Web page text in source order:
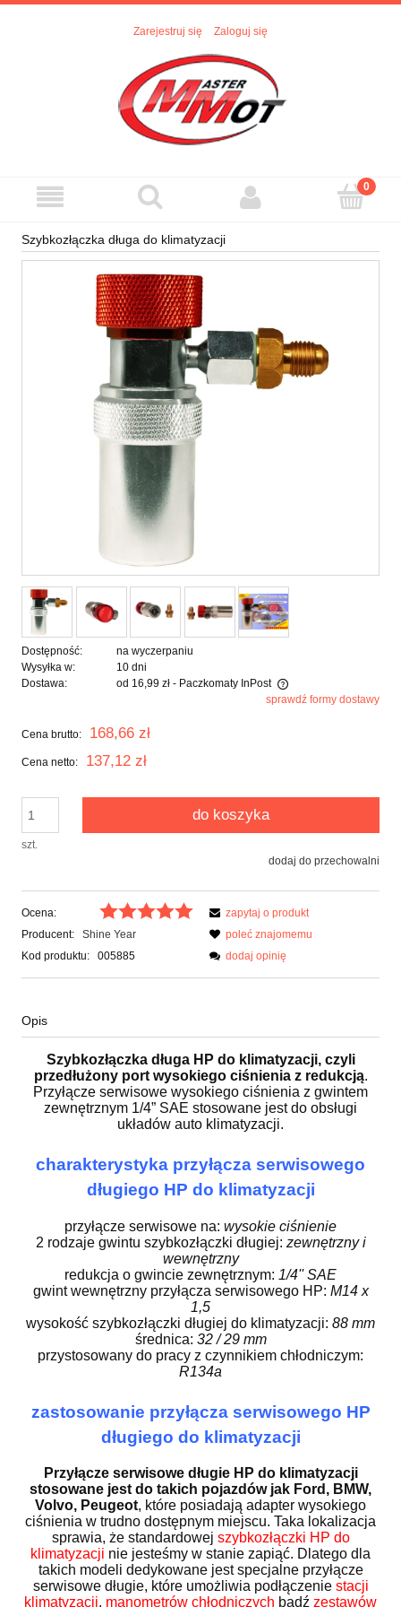
Zarejestruj się Zaloguj się
Szybkozłączka długa do klimatyzacji
Dostępność:
na wyczerpaniu
Wysyłka w:
10 dni
Dostawa:
od 16,99 zł - Paczkomaty InPost
Cena nie zawiera ewentualnych kosztów płatnościsprawdź formy dostawy
Cena brutto: 168,66 zł
Cena netto: 137,12 zł
szt.
do koszyka
dodaj do przechowalni
Ocena:
Producent:
Shine Year
Kod produktu:
005885
zapytaj o produkt
poleć znajomemu
dodaj opinię
Opis
Szybkozłączka długa HP do klimatyzacji, czyli
przedłużony port wysokiego ciśnienia z redukcją.
Przyłącze serwisowe wysokiego ciśnienia z gwintem
zewnętrznym 1/4” SAE stosowane jest do obsługi
układów auto klimatyzacji.
charakterystyka przyłącza serwisowego
długiego HP do klimatyzacji
przyłącze serwisowe na: wysokie ciśnienie
2 rodzaje gwintu szybkozłączki długiej: zewnętrzny i
wewnętrzny
redukcja o gwincie zewnętrznym: 1/4'' SAE
gwint wewnętrzny przyłącza serwisowego HP: M14 x
1,5
wysokość szybkozłączki długiej do klimatyzacji: 88 mm
średnica: 32 / 29 mm
przystosowany do pracy z czynnikiem chłodniczym:
R134a
zastosowanie przyłącza serwisowego HP
długiego do klimatyzacji
Przyłącze serwisowe długie HP do klimatyzacji
stosowane jest do takich pojazdów jak Ford, BMW,
Volvo, Peugeot, które posiadają adapter wysokiego
ciśnienia w trudno dostępnym miejscu. Taka lokalizacja
sprawia, że standardowej szybkozłączki HP do
klimatyzacji nie jesteśmy w stanie zapiąć. Dlatego dla
takich modeli dedykowane jest specjalne przyłącze
serwisowe długie, które umożliwia podłączenie stacji
klimatyzacji, manometrów chłodniczych bądź zestawów